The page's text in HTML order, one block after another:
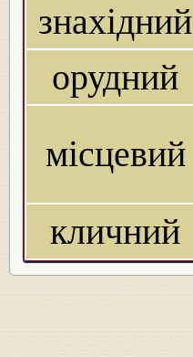
знахідний
орудний
місцевий
кличний